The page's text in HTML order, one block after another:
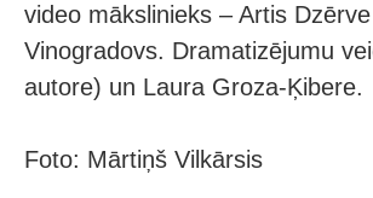
video mākslinieks – Artis
Vinogradovs. Dramatizējumu
autore) un Laura Groza-Ķibere.
Foto: Mārtiņš Vilkārsis